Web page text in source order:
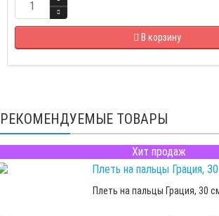
В корзину
РЕКОМЕНДУЕМЫЕ ТОВАРЫ
Хит продаж
Плеть на пальцы Грация, 30